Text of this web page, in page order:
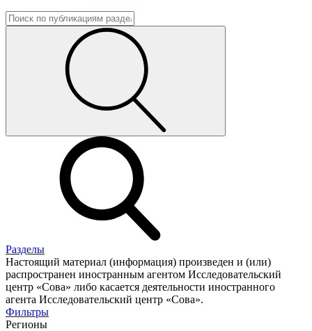
Разделы
Настоящий материал (информация) произведен и (или)
распространен иностранным агентом Исследовательский
центр «Сова» либо касается деятельности иностранного
агента Исследовательский центр «Сова».
Фильтры
Регионы